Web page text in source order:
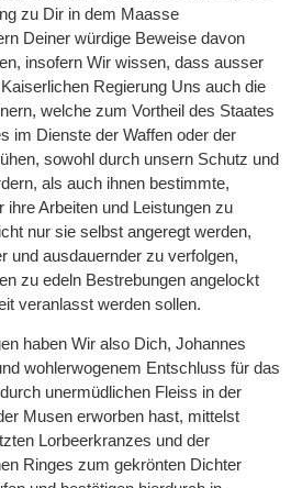
zu Dir in dem Maasse
Deiner würdige Beweise davon
insofern Wir wissen, dass ausser
Regierung Uns auch die
welche zum Vortheil des Staates
im Dienste der Waffen oder der
sowohl durch unsern Schutz und
als auch ihnen bestimmte,
ihre Arbeiten und Leistungen zu
nur sie selbst angeregt werden,
und ausdauernder zu verfolgen,
zu edeln Bestrebungen angelockt
veranlasst werden sollen.
haben Wir also Dich, Johannes
wohlerwogenem Entschluss für das
unermüdlichen Fleiss in der
Musen erworben hast, mittelst
Lorbeerkranzes und der
Ringes zum gekrönten Dichter